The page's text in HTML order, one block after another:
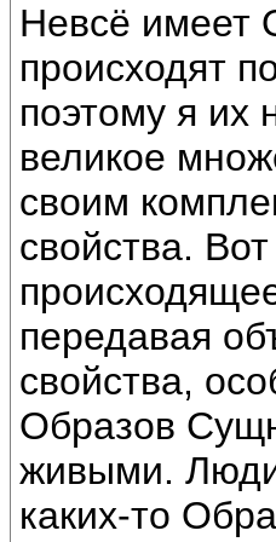
Невсё имеет
происходят
поэтому я их
великое
своим
свойства.
передавая
свойства,
Образов
живыми.
каких-то